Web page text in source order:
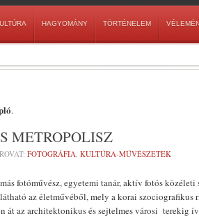
HAGYOMÁNY TÖRTÉNELEM
.
METROPOLISZ
ROVAT: FOTOGRÁFIA, KULTÚRA-MŰVÉSZETEK
fotóművész, egyetemi tanár, aktív fotós
az életművéből, mely a korai
át az architektonikus és sejtelmes városi terekig